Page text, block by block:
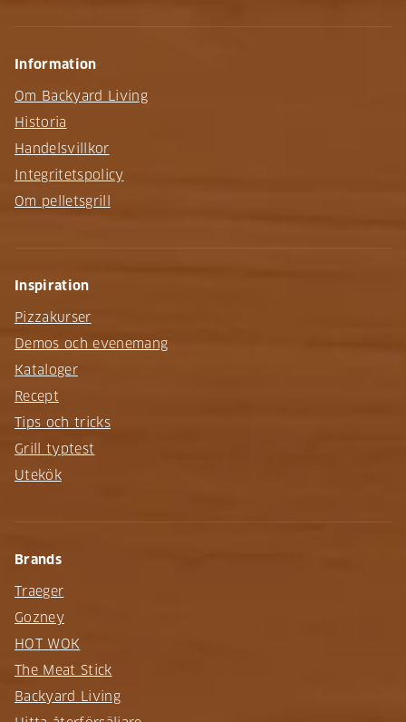
Information
Om Backyard Living
Historia
Handelsvillkor
Integritetspolicy
Om pelletsgrill
Inspiration
Pizzakurser
Demos och evenemang
Kataloger
Recept
Tips och tricks
Grill typtest
Utekök
Brands
Traeger
Gozney
HOT WOK
The Meat Stick
Backyard Living